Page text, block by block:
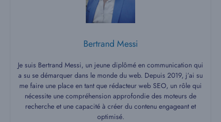
Bertrand Messi
Je suis Bertrand Messi, un jeune diplômé en communication qui
a su se démarquer dans le monde du web. Depuis 2019, j’ai su
me faire une place en tant que rédacteur web SEO, un rôle qui
nécessite une compréhension approfondie des moteurs de
recherche et une capacité à créer du contenu engageant et
optimisé.